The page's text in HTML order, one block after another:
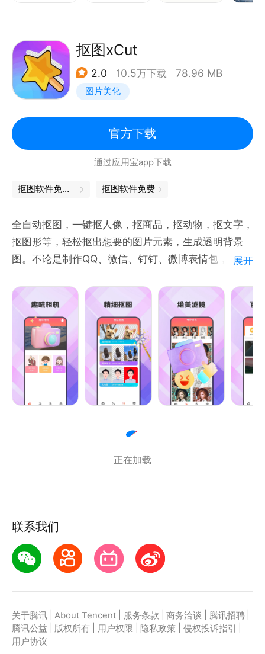
效果。
除以上功能外，“尊享会员”拥有以下福利：
1) 无水印，无广告。更多星级图片资源。
等。
3) 智能一键抠图，羽化功能强大，边缘自然。抠出发
4) 支持 8种 图层混合 模式，效果惊艳。
6) 输出合成的“无背景图”即抠图。设置合成图片的尺
寸和画质。
7) 可生成像素尺寸2000以上的抠图、6000以上的合
成图片，可洗照片。
8) 自带30多种字体，支持下载、安装字体。尽享无限
字体！
北京禾图科技有限公司出品。
抠图xCut
2.0 10.5万下载 78.96 MB
图片美化
官方下载
通过应用宝app下载
抠图软件免费版 抠图软件免费
全自动抠图，一键抠人像，抠商品，抠动物，抠文字，
抠图形等，轻松抠出想要的图片元素，生成透明背景
图。不论是制作QQ、微信、钉钉、微博表情包，还是
等），亦或是制作透明图，白底图，蓝底图等用于电商
展示，傲娇的抠图软件。
抠图能够智能的抠取出您照片中想要的部分。另外抠出
来的图片可以保存在系统相册和应用的相册中。
主要特性：
---智能抠图：只需要稍微勾勒一下要抠图的主体，然
后app会自动的完成抠图操作
展开
正在加载
联系我们
关于腾讯 About Tencent 服务条款 商务洽谈 腾讯招聘
腾讯公益
版权所有 用户权限 隐私政策 侵权投诉指引
用户协议